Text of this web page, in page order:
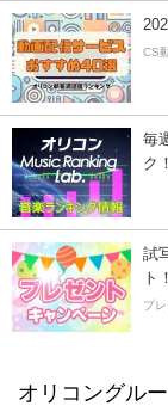
CS
毎
ク！
試
ト！
プ
オリコングル